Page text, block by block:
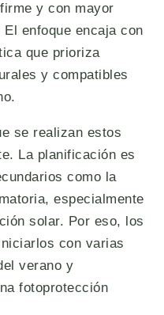
y con mayor
enfoque encaja con
que prioriza
y compatibles
se realizan estos
La planificación es
como la
especialmente
solar. Por eso, los
con varias
verano y
fotoprotección